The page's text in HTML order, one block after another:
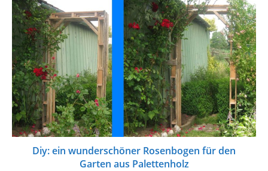
Diy: ein wunderschöner Rosenbogen für den
Garten aus Palettenholz